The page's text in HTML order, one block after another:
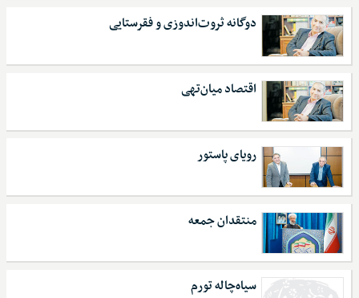
دوگانه ثروت‌اندوزی و فقرستایی
اقتصاد میان‌تهی
رویای پاستور
منتقدان جمعه
سیاه‌چاله تورم